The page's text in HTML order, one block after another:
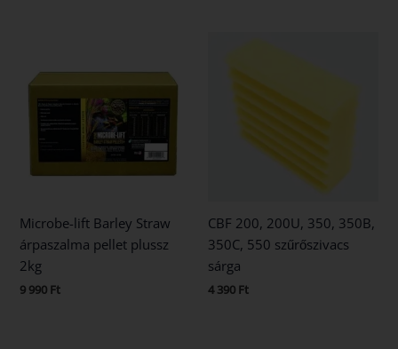
Microbe-lift Barley Straw
árpaszalma pellet plussz
2kg
9 990 Ft
CBF 200, 200U, 350, 350B,
350C, 550 szűrőszivacs
sárga
4 390 Ft